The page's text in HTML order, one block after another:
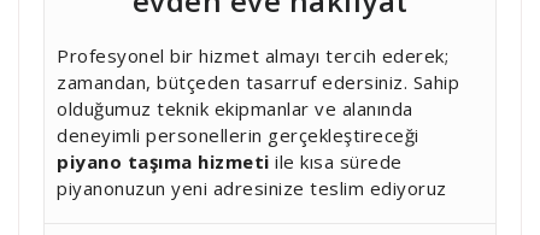
Profesyonel bir hizmet almayı tercih ederek;
zamandan, bütçeden tasarruf edersiniz. Sahip
olduğumuz teknik ekipmanlar ve alanında
deneyimli personellerin gerçekleştireceği
piyano taşıma hizmeti ile kısa sürede
piyanonuzun yeni adresinize teslim ediyoruz